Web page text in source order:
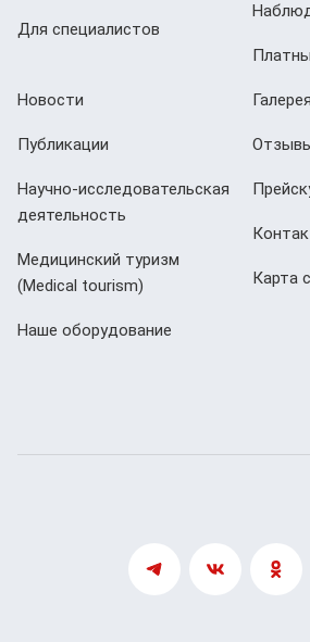
Для специалистов
Новости
Публикации
Научно-исследовательская
деятельность
Медицинский туризм
(Мedical tourism)
Наше оборудование
Галерея
Карта